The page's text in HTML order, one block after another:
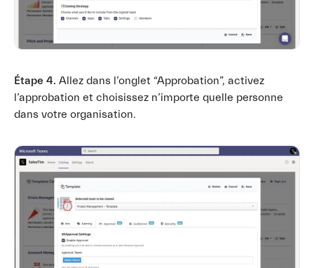
Étape 4. Allez dans l’onglet “Approbation”, activez
l’approbation et choisissez n’importe quelle personne
dans votre organisation.